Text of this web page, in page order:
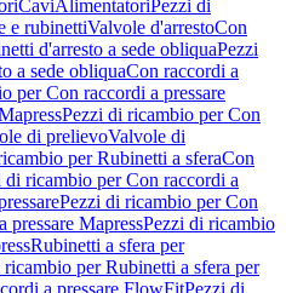
CaviAlimentatori Pezzi di
e rubinettiValvole d'arrestoCon
d'arresto a sede obliquaPezzi
a sede obliquaCon raccordi a
per Con raccordi a pressare
Pezzi di ricambio per Con
di prelievoValvole di
per Rubinetti a sferaCon
di ricambio per Con raccordi a
Pezzi di ricambio per Con
pressare MapressPezzi di ricambio
Rubinetti a sfera per
ricambio per Rubinetti a sfera per
a pressare FlowFitPezzi di